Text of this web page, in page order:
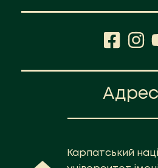
Карпатський